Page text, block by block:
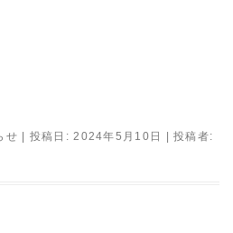
せ | 投稿日:2024年5月10日 |投稿者: